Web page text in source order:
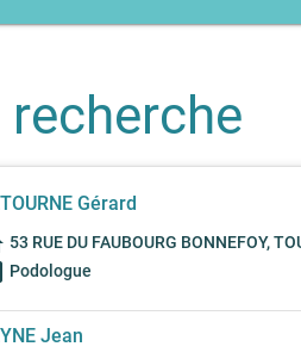
Gérard
53 RUE DU FAUBOURG BONNEFOY,
Podologue
Jean